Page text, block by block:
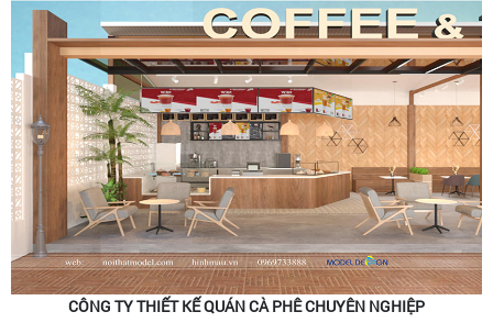
CÔNG TY THIẾT KẾ QUÁN CÀ PHÊ CHUYÊN NGHIỆP